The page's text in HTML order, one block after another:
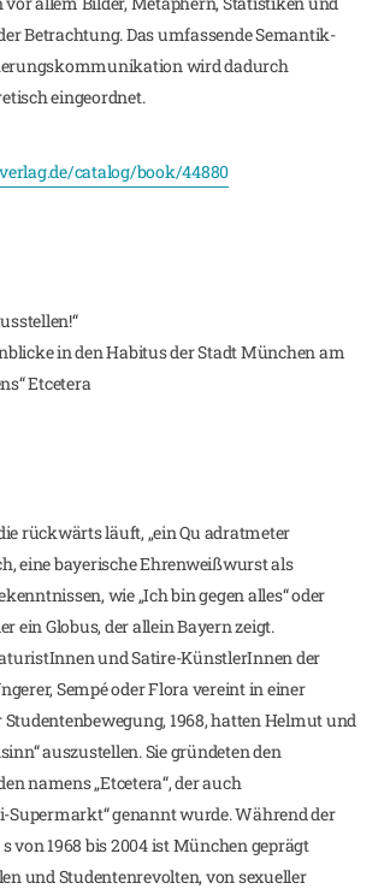
Betrachtung. Das umfassende Semantik-
wird dadurch
eingeordnet.
catalog/book/44880
in den Habitus der Stadt München am
Etcetera
rückwärts läuft, „ein Qu adratmeter
eine bayerische Ehrenweißwurst als
wie „Ich bin gegen alles“ oder
ein Globus, der allein Bayern zeigt.
und Satire-KünstlerInnen der
Sempé oder Flora vereint in einer
1968, hatten Helmut und
auszustellen. Sie gründeten den
namens „Etcetera“, der auch
Supermarkt“ genannt wurde. Während der
von 1968 bis 2004 ist München geprägt
und Studentenrevolten, von sexueller